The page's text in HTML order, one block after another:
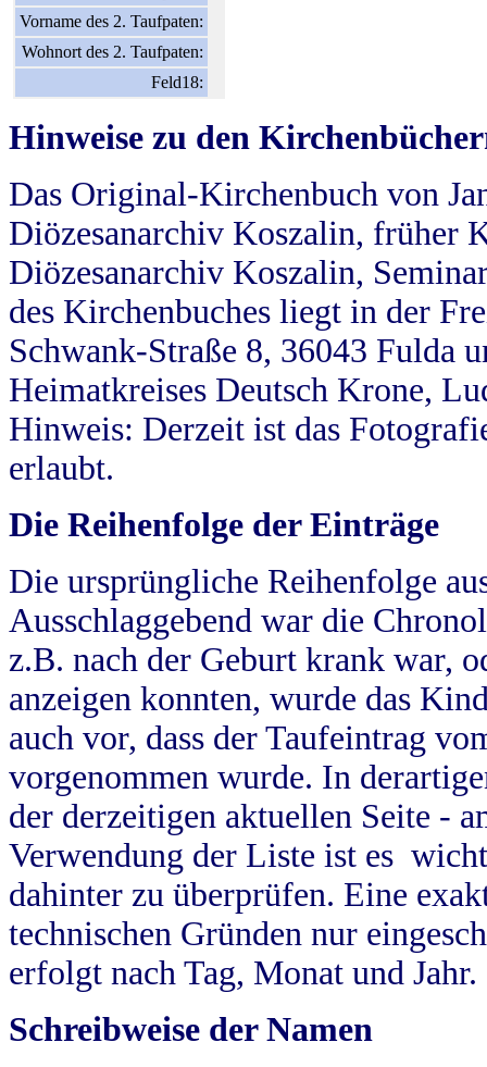
Vorname des 2. Taufpaten:
Wohnort des 2. Taufpaten:
Feld18:
Hinweise zu den
Das Original-Kirchenbuch von
Diözesanarchiv Koszalin, früher
Diözesanarchiv Koszalin,
des Kirchenbuches liegt in der
Schwank-Straße 8, 36043 Fulda
Heimatkreises Deutsch Krone,
Hinweis: Derzeit ist das
erlaubt.
Die Reihenfolge der Einträge
Die ursprüngliche Reihenfolge
Ausschlaggebend war die
z.B. nach der Geburt krank war,
anzeigen konnten, wurde das
auch vor, dass der Taufeintrag
vorgenommen wurde. In
der derzeitigen aktuellen Seite -
Verwendung der Liste ist es
dahinter zu überprüfen. Eine
technischen Gründen nur
erfolgt nach Tag, Monat und Jahr.
Schreibweise der Namen